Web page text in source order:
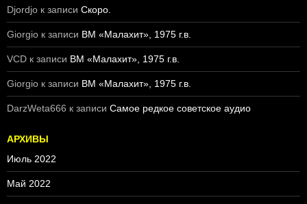
Djordjo к записи Скоро.
Giorgio к записи ВМ «Малахит», 1975 г.в.
VCD к записи ВМ «Малахит», 1975 г.в.
Giorgio к записи ВМ «Малахит», 1975 г.в.
DarzWeta666 к записи Самое редкое советское аудио
АРХИВЫ
Июль 2022
Май 2022